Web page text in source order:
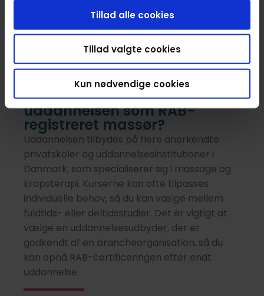
Tillad alle cookies
Tillad valgte cookies
Kun nødvendige cookies
eksamensgebyrer og adgang til
praktikfaciliteter. Det kan være en god idé at
undersøge muligheden for fleksible
betalingsordninger eller støtte via fonde.
Hvor kan jeg tage
uddannelsen som RAB-
registreret massør?
Uddannelsen tilbydes på flere anerkendte
privatskoler og uddannelsesinstitutioner i
Danmark, som specialiserer sig i massage og
kropsterapi. Kurserne kan ofte tilpasses
individuelle behov, så du kan vælge mellem
fuldtids- eller deltidsstudier. Det er vigtigt at
vælge en uddannelsesudbyder, der er
godkendt af en brancheorganisation, så du
kan opnå RAB-certificeringen efter endt
uddannelse.